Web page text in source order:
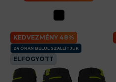
KEDVEZMÉNY 48%
24 ÓRÁN BELÜL SZÁLLÍTJUK
ELFOGYOTT